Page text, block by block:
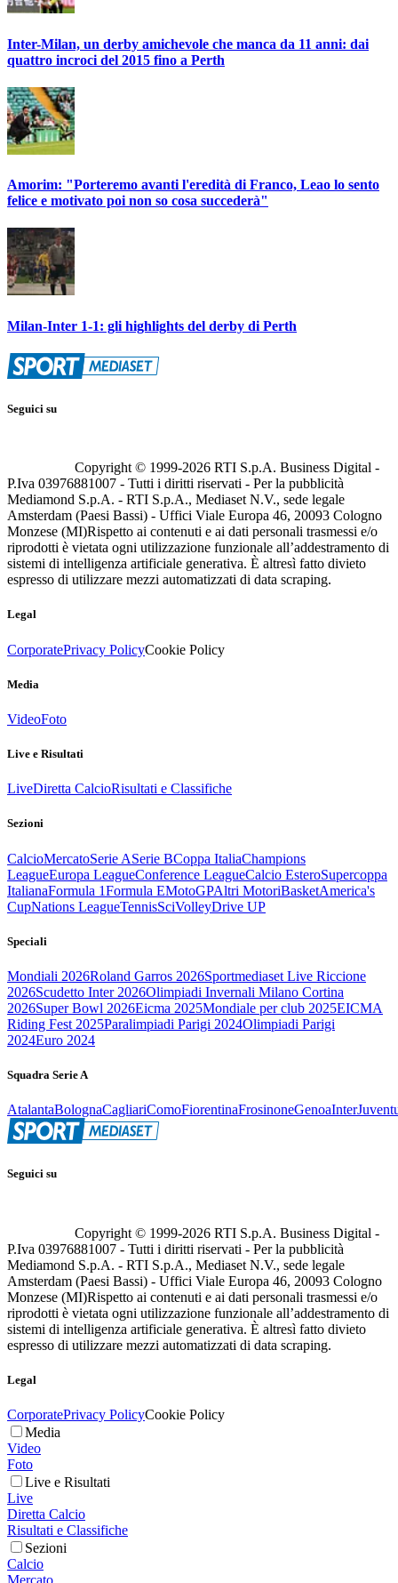
Inter-Milan, un derby amichevole che manca da 11 anni: dai
quattro incroci del 2015 fino a Perth
Amorim: "Porteremo avanti l'eredità di Franco, Leao lo sento
felice e motivato poi non so cosa succederà"
Milan-Inter 1-1: gli highlights del derby di Perth
Seguici su
Copyright © 1999-2026 RTI S.p.A. Business Digital -
P.Iva 03976881007 - Tutti i diritti riservati - Per la pubblicità
Mediamond S.p.A. - RTI S.p.A., Mediaset N.V., sede legale
Amsterdam (Paesi Bassi) - Uffici Viale Europa 46, 20093 Cologno
Monzese (MI)Rispetto ai contenuti e ai dati personali trasmessi e/o
riprodotti è vietata ogni utilizzazione funzionale all’addestramento di
sistemi di intelligenza artificiale generativa. È altresì fatto divieto
espresso di utilizzare mezzi automatizzati di data scraping.
Legal
CorporatePrivacy PolicyCookie Policy
Media
VideoFoto
Live e Risultati
LiveDiretta CalcioRisultati e Classifiche
Sezioni
CalcioMercatoSerie ASerie BCoppa ItaliaChampions
LeagueEuropa LeagueConference LeagueCalcio EsteroSupercoppa
ItalianaFormula 1Formula EMotoGPAltri MotoriBasketAmerica's
CupNations LeagueTennisSciVolleyDrive UP
Speciali
Mondiali 2026Roland Garros 2026Sportmediaset Live Riccione
2026Scudetto Inter 2026Olimpiadi Invernali Milano Cortina
2026Super Bowl 2026Eicma 2025Mondiale per club 2025EICMA
Riding Fest 2025Paralimpiadi Parigi 2024Olimpiadi Parigi
2024Euro 2024
Squadra Serie A
AtalantaBolognaCagliariComoFiorentinaFrosinoneGenoaInter
Seguici su
Copyright © 1999-2026 RTI S.p.A. Business Digital -
P.Iva 03976881007 - Tutti i diritti riservati - Per la pubblicità
Mediamond S.p.A. - RTI S.p.A., Mediaset N.V., sede legale
Amsterdam (Paesi Bassi) - Uffici Viale Europa 46, 20093 Cologno
Monzese (MI)Rispetto ai contenuti e ai dati personali trasmessi e/o
riprodotti è vietata ogni utilizzazione funzionale all’addestramento di
sistemi di intelligenza artificiale generativa. È altresì fatto divieto
espresso di utilizzare mezzi automatizzati di data scraping.
Legal
CorporatePrivacy PolicyCookie Policy
Media
Video
Foto
Live e Risultati
Live
Diretta Calcio
Risultati e Classifiche
Sezioni
Calcio
Mercato